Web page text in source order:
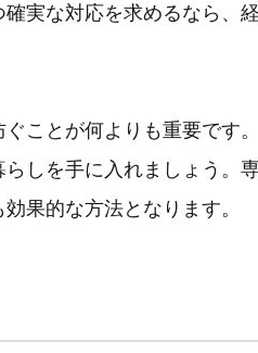
実な対応を求めるなら、
ことが何よりも重要です
しを手に入れましょう。
果的な方法となります。